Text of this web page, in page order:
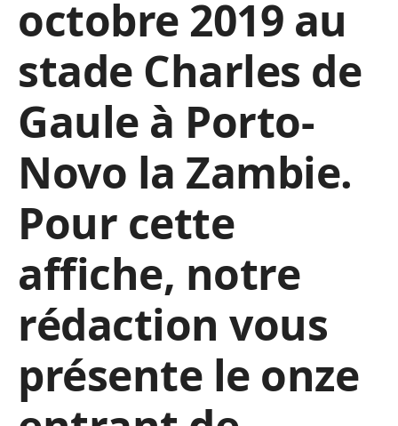
octobre 2019 au
stade Charles de
Gaule à Porto-
Novo la Zambie.
Pour cette
affiche, notre
rédaction vous
présente le onze